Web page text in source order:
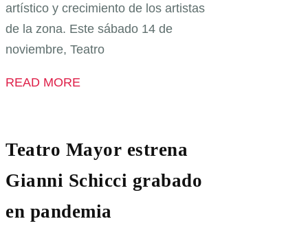
artístico y crecimiento de los artistas
de la zona. Este sábado 14 de
noviembre, Teatro
READ MORE
Teatro Mayor estrena
Gianni Schicci grabado
en pandemia